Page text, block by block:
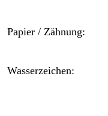
Papier / Zähnung:
Wasserzeichen: